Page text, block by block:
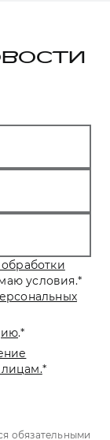
условия.*
.*
лицам.*
обязательными